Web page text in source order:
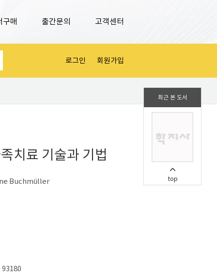
최근 본 도서
top
구매 출간문의 고객센터
로그인 회원가입
치료 기술과 기법
Buchmüller